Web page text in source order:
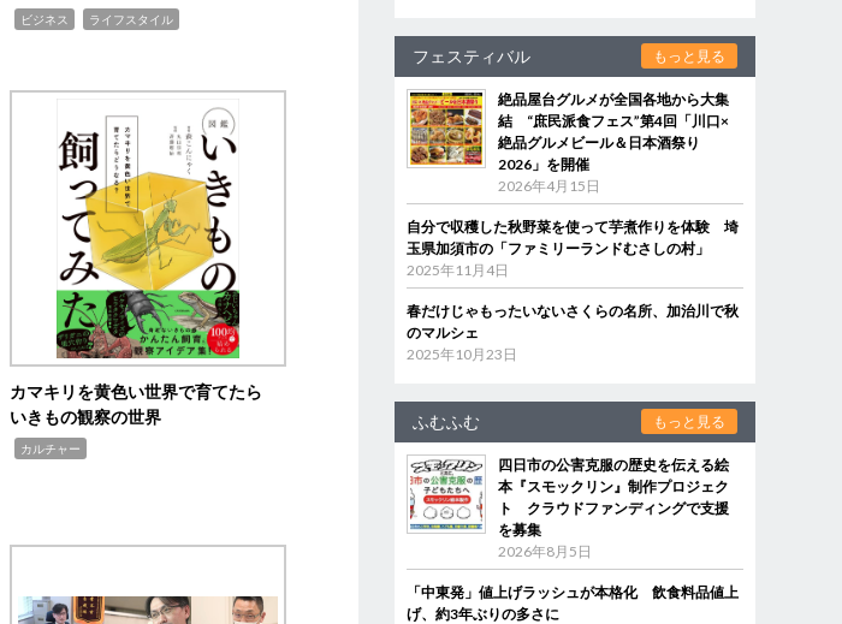
ビジネス ライフスタイル
カマキリを黄色い世界で育てたら
いきもの観察の世界
カルチャー
フェスティバル もっと見る
絶品屋台グルメが全国各地から大集
結 “庶民派食フェス”第4回「川口×
絶品グルメビール＆日本酒祭り
2026」を開催
2026年4月15日
自分で収穫した秋野菜を使って芋煮作りを体験 埼
玉県加須市の「ファミリーランドむさしの村」
2025年11月4日
春だけじゃもったいないさくらの名所、加治川で秋
のマルシェ
2025年10月23日
ふむふむ もっと見る
四日市の公害克服の歴史を伝える絵
本『スモックリン』制作プロジェク
ト クラウドファンディングで支援
を募集
2026年8月5日
「中東発」値上げラッシュが本格化 飲食料品値上
げ、約3年ぶりの多さに